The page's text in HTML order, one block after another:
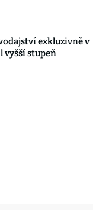
exkluzivně v
vyšší stupeň